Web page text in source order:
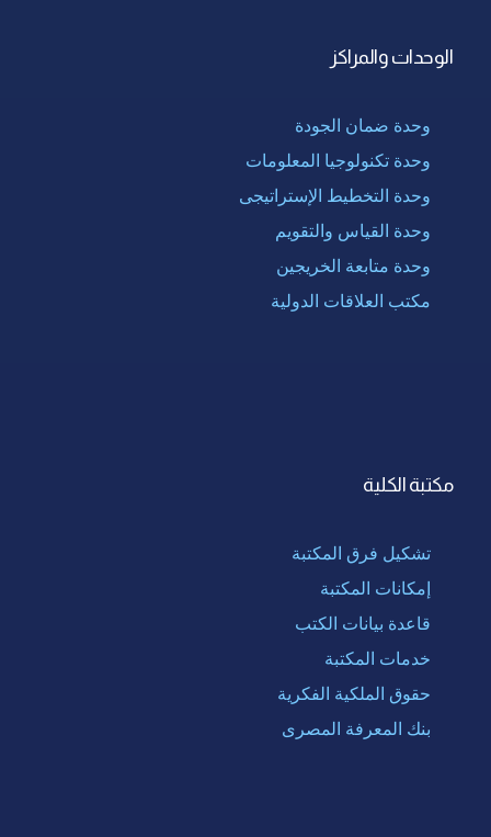
الوحدات والمراكز
وحدة ضمان الجودة
وحدة تكنولوجيا المعلومات
وحدة التخطيط الإستراتيجى
وحدة القياس والتقويم
وحدة متابعة الخريجين
مكتب العلاقات الدولية
مكتبة الكلية
تشكيل فرق المكتبة
إمكانات المكتبة
قاعدة بيانات الكتب
خدمات المكتبة
حقوق الملكية الفكرية
بنك المعرفة المصرى